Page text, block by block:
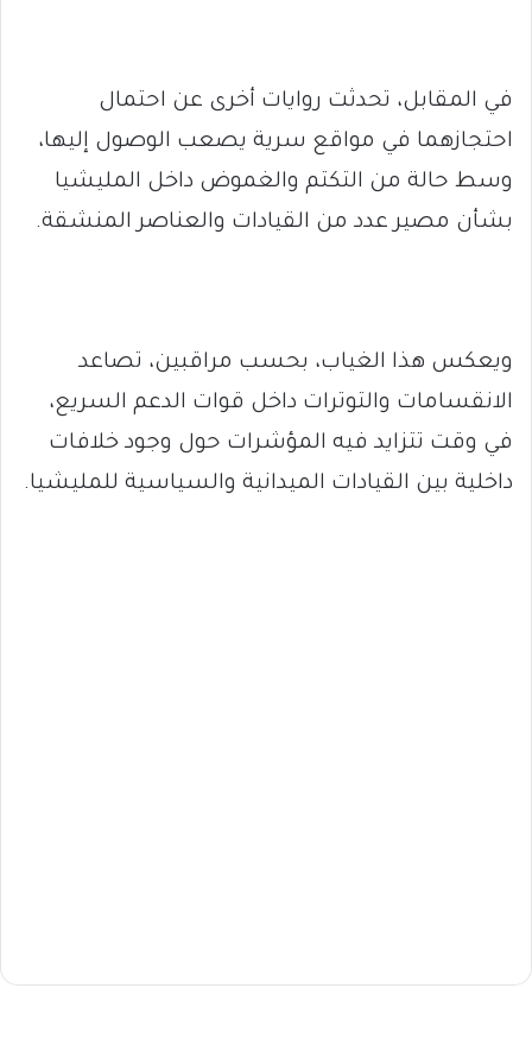
في المقابل، تحدثت روايات أخرى عن احتمال
احتجازهما في مواقع سرية يصعب الوصول إليها،
وسط حالة من التكتم والغموض داخل المليشيا
بشأن مصير عدد من القيادات والعناصر المنشقة.
ويعكس هذا الغياب، بحسب مراقبين، تصاعد
الانقسامات والتوترات داخل قوات الدعم السريع،
في وقت تتزايد فيه المؤشرات حول وجود خلافات
داخلية بين القيادات الميدانية والسياسية للمليشيا.